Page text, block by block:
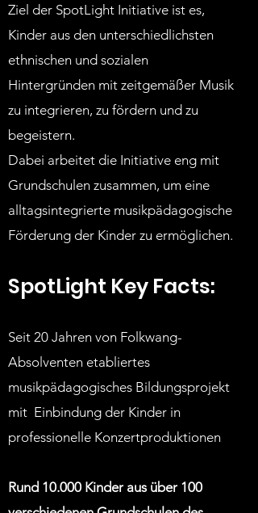
Ziel der SpotLight Initiative ist es,
Kinder aus den unterschiedlichsten
ethnischen und sozialen
Hintergründen mit zeitgemäßer Musik
zu integrieren, zu fördern und zu
begeistern.
Dabei arbeitet die Initiative eng mit
Grundschulen zusammen, um eine
alltagsintegrierte musikpädagogische
Förderung der Kinder zu ermöglichen.
SpotLight Key Facts:
Seit 20 Jahren von Folkwang-
Absolventen etabliertes
musikpädagogisches Bildungsprojekt
mit Einbindung der Kinder in
professionelle Konzertproduktionen
Rund 10.000 Kinder aus über 100